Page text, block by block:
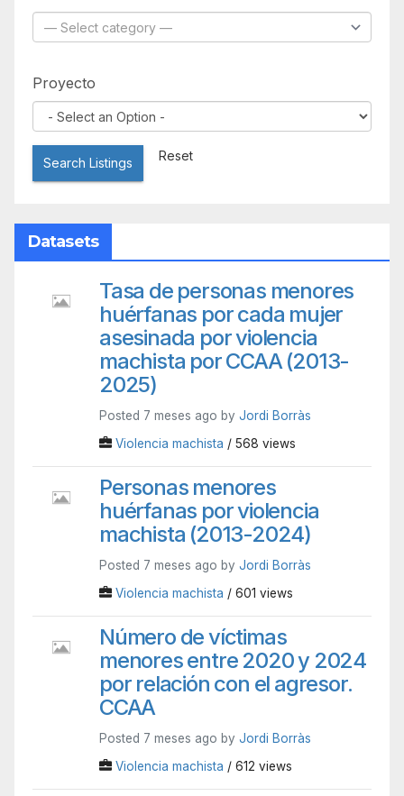
Proyecto
Search Listings Reset
Datasets
Tasa de personas menores
huérfanas por cada mujer
asesinada por violencia
machista por CCAA (2013-
2025)
Posted 7 meses ago by Jordi Borràs
Violencia machista / 568 views
Personas menores
huérfanas por violencia
machista (2013-2024)
Posted 7 meses ago by Jordi Borràs
Violencia machista / 601 views
Número de víctimas
menores entre 2020 y 2024
por relación con el agresor.
CCAA
Posted 7 meses ago by Jordi Borràs
Violencia machista / 612 views